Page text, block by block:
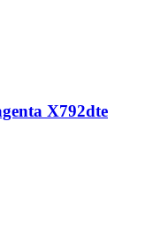
X792dte